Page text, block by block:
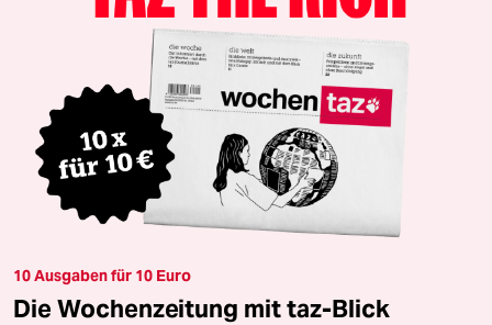
10 Ausgaben für 10 Euro
Die Wochenzeitung mit taz-Blick